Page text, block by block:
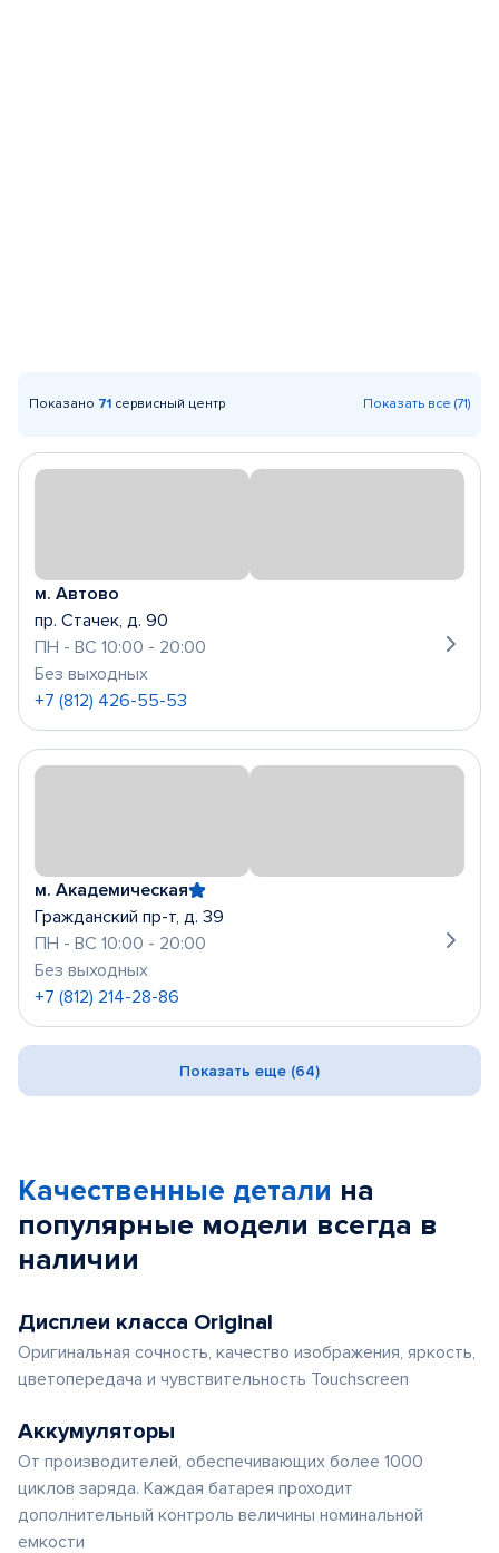
Показано 71 сервисный центр Показать все (71)
м. Автово
пр. Стачек, д. 90
ПН - ВС 10:00 - 20:00
Без выходных
+7 (812) 426-55-53
м. Академическая
Гражданский пр-т, д. 39
ПН - ВС 10:00 - 20:00
Без выходных
+7 (812) 214-28-86
Показать еще (64)
Качественные детали на
популярные модели всегда в
наличии
Дисплеи класса Original
Оригинальная сочность, качество изображения, яркость,
цветопередача и чувствительность Touchscreen
Аккумуляторы
От производителей, обеспечивающих более 1000
циклов заряда. Каждая батарея проходит
дополнительный контроль величины номинальной
емкости